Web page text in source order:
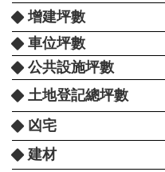
增建坪數
車位坪數
公共設施坪數
土地登記總坪數
凶宅
建材